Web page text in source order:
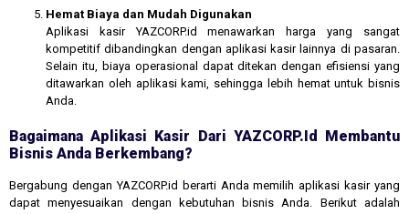
Hemat Biaya dan Mudah Digunakan
Aplikasi kasir YAZCORP.id menawarkan harga yang sangat
kompetitif dibandingkan dengan aplikasi kasir lainnya di pasaran.
Selain itu, biaya operasional dapat ditekan dengan efisiensi yang
ditawarkan oleh aplikasi kami, sehingga lebih hemat untuk bisnis
Anda.
Bagaimana Aplikasi Kasir Dari YAZCORP.id Membantu
Bisnis Anda Berkembang?
Bergabung dengan YAZCORP.id berarti Anda memilih aplikasi kasir yang
dapat menyesuaikan dengan kebutuhan bisnis Anda. Berikut adalah